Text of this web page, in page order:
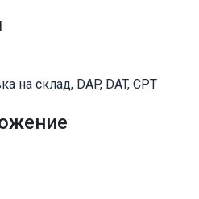
на склад, DAP, DAT, CPT